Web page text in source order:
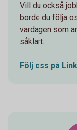
Vill du också
borde du följa
vardagen som
såklart.
Följ oss på